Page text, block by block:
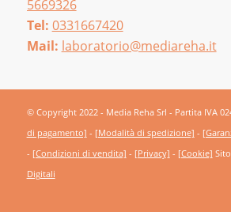
5669326
Tel: 0331667420
Mail: laboratorio@mediareha.it
© Copyright 2022 - Media Reha Srl - Partita IVA
di pagamento] - [Modalità di spedizione] -
- [Condizioni di vendita] - [Privacy] - [Cookie]
Digitali